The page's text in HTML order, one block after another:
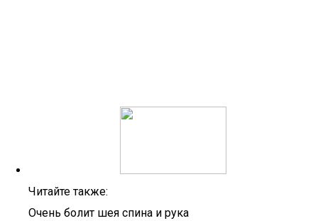
Читайте также:
Очень болит шея спина и рука